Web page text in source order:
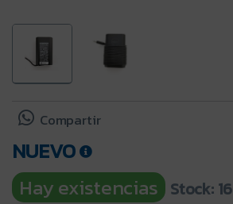
Compartir
NUEVO
Hay existencias Stock: 16